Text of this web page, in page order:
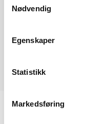
Nødvendig
Egenskaper
Statistikk
Markedsføring